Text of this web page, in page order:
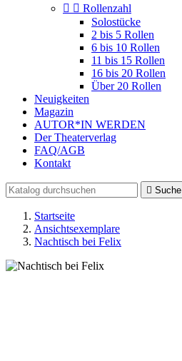
  Rollenzahl
Solostücke
2 bis 5 Rollen
6 bis 10 Rollen
11 bis 15 Rollen
16 bis 20 Rollen
Über 20 Rollen
Neuigkeiten
Magazin
AUTOR*IN WERDEN
Der Theaterverlag
FAQ/AGB
Kontakt
 Suche
Startseite
Ansichtsexemplare
Nachtisch bei Felix